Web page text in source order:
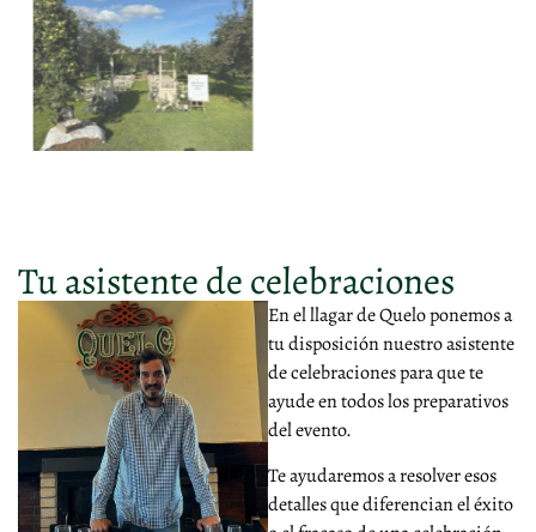
Tu asistente de celebraciones
En el llagar de Quelo ponemos a
tu disposición nuestro asistente
de celebraciones para que te
ayude en todos los preparativos
del evento.
Te ayudaremos a resolver esos
detalles que diferencian el éxito